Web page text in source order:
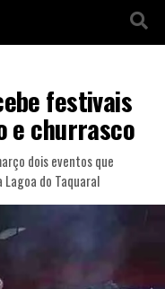
festivais
e churrasco
dois eventos que
do Taquaral